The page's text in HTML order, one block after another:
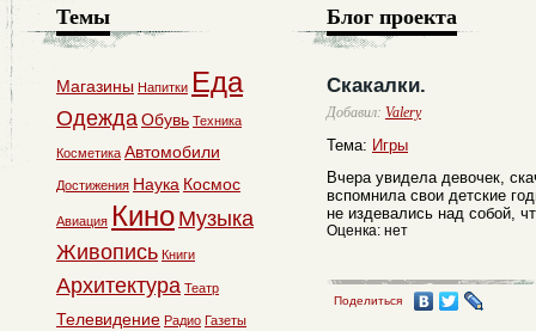
Блог проекта
Скакалки.
Добавил: Valery
Тема: Игры
Вчера увидела девочек,
вспомнила свои детские
не издевались над собой,
Оценка: нет
Поделиться
Темы
Магазины Напитки Еда
ОдеждаОбувь Техника
Косметика Автомобили
Достижения Наука Космос
Авиация Кино Музыка
Живопись Книги
Архитектура Театр
Телевидение Радио Газеты